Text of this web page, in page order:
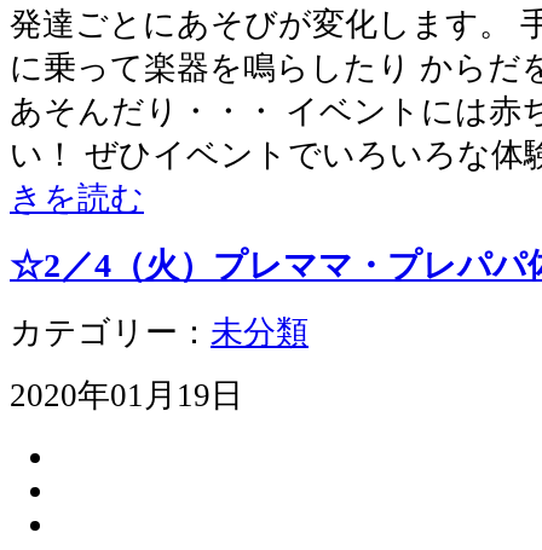
発達ごとにあそびが変化します。
に乗って楽器を鳴らしたり からだ
あそんだり・・・ イベントには赤
い！ ぜひイベントでいろいろな
きを読む
☆2／4（火）プレママ・プレパ
カテゴリー： 未分類
2020年01月19日